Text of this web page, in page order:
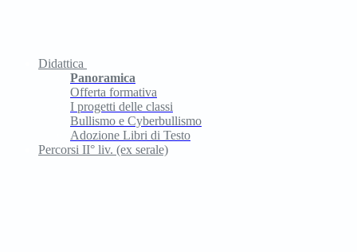
Didattica
Panoramica
Offerta formativa
I progetti delle classi
Bullismo e Cyberbullismo
Adozione Libri di Testo
Percorsi II° liv. (ex serale)